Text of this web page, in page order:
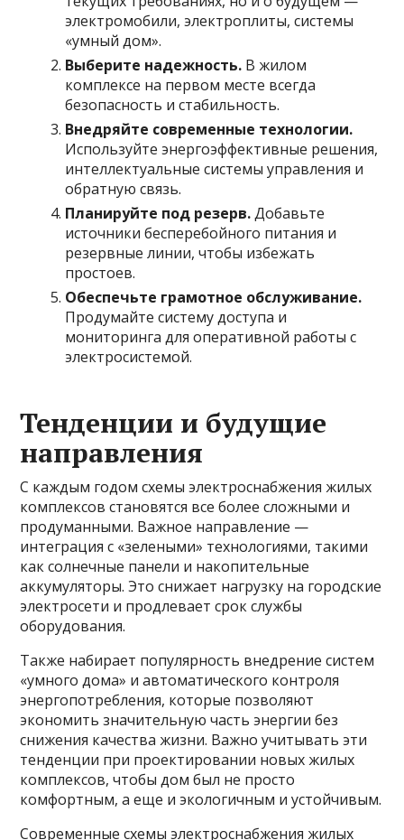
электромобили, электроплиты, системы
«умный дом».
Выберите надежность. В жилом
комплексе на первом месте всегда
безопасность и стабильность.
Внедряйте современные технологии.
Используйте энергоэффективные решения,
интеллектуальные системы управления и
обратную связь.
Планируйте под резерв.Добавьте
источники бесперебойного питания и
резервные линии, чтобы избежать
простоев.
Обеспечьте грамотное обслуживание.
Продумайте систему доступа и
мониторинга для оперативной работы с
электросистемой.
Тенденции и будущие
направления
С каждым годом схемы электроснабжения жилых
комплексов становятся все более сложными и
продуманными. Важное направление —
интеграция с «зелеными» технологиями, такими
как солнечные панели и накопительные
аккумуляторы. Это снижает нагрузку на городские
электросети и продлевает срок службы
оборудования.
Также набирает популярность внедрение систем
«умного дома» и автоматического контроля
энергопотребления, которые позволяют
экономить значительную часть энергии без
снижения качества жизни. Важно учитывать эти
тенденции при проектировании новых жилых
комплексов, чтобы дом был не просто
комфортным, а еще и экологичным и устойчивым.
Современные схемы электроснабжения жилых